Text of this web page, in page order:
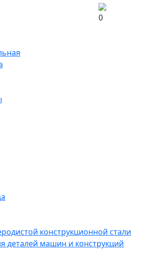
0
конструкционной стали
деталей машин и конструкций